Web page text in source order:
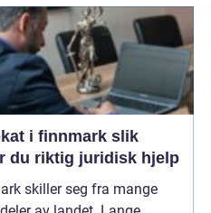
i finnmark slik
du riktig juridisk hjelp
skiller seg fra mange